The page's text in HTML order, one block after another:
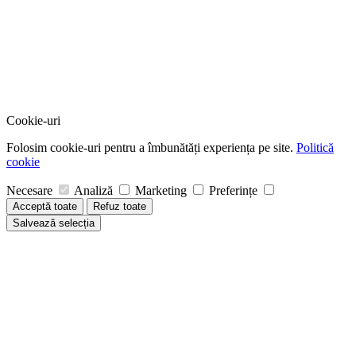
Cookie-uri
Folosim cookie-uri pentru a îmbunătăți experiența pe site. Politică
cookie
Necesare Analiză Marketing Preferințe
Acceptă toate
Refuz toate
Salvează selecția